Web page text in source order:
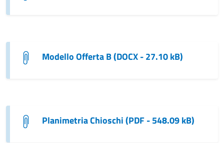
Modello Offerta B (DOCX - 27.10 kB)
Planimetria Chioschi (PDF - 548.09 kB)